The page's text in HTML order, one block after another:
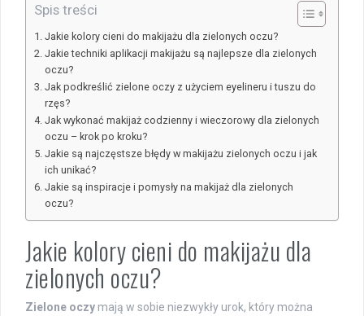
Spis treści
Jakie kolory cieni do makijażu dla zielonych oczu?
Jakie techniki aplikacji makijażu są najlepsze dla zielonych
oczu?
Jak podkreślić zielone oczy z użyciem eyelineru i tuszu do
rzęs?
Jak wykonać makijaż codzienny i wieczorowy dla zielonych
oczu – krok po kroku?
Jakie są najczęstsze błędy w makijażu zielonych oczu i jak
ich unikać?
Jakie są inspiracje i pomysły na makijaż dla zielonych
oczu?
Jakie kolory cieni do makijażu dla
zielonych oczu?
Zielone oczy mają w sobie niezwykły urok, który można